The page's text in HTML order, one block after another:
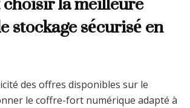
stockage sécurisé en
des offres disponibles sur le
le coffre-fort numérique adapté à